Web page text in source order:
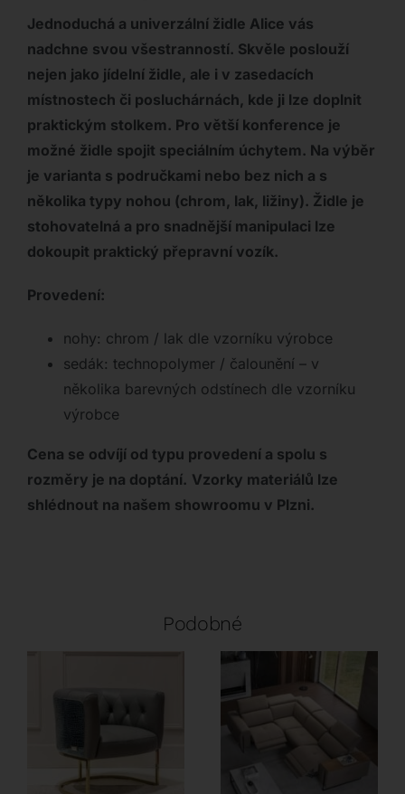
Jednoduchá a univerzální židle Alice vás
nadchne svou všestranností. Skvěle poslouží
nejen jako jídelní židle, ale i v zasedacích
místnostech či posluchárnách, kde ji lze doplnit
praktickým stolkem. Pro větší konference je
možné židle spojit speciálním úchytem. Na výběr
je varianta s područkami nebo bez nich a s
několika typy nohou (chrom, lak, ližiny). Židle je
stohovatelná a pro snadnější manipulaci lze
dokoupit praktický přepravní vozík.
Provedení:
nohy: chrom / lak dle vzorníku výrobce
sedák: technopolymer / čalounění – v
několika barevných odstínech dle vzorníku
výrobce
Cena se odvíjí od typu provedení a spolu s
rozměry je na doptání. Vzorky materiálů lze
shlédnout na našem showroomu v Plzni.
Podobné